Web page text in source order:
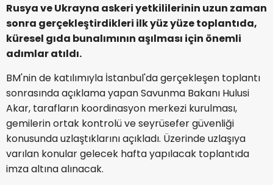
Rusya ve Ukrayna askeri yetkililerinin uzun zaman
sonra gerçekleştirdikleri ilk yüz yüze toplantıda,
küresel gıda bunalımının aşılması için önemli
adımlar atıldı.
BM'nin de katılımıyla İstanbul'da gerçekleşen toplantı
sonrasında açıklama yapan Savunma Bakanı Hulusi
Akar, tarafların koordinasyon merkezi kurulması,
gemilerin ortak kontrolü ve seyrüsefer güvenliği
konusunda uzlaştıklarını açıkladı. Üzerinde uzlaşıya
varılan konular gelecek hafta yapılacak toplantıda
imza altına alınacak.